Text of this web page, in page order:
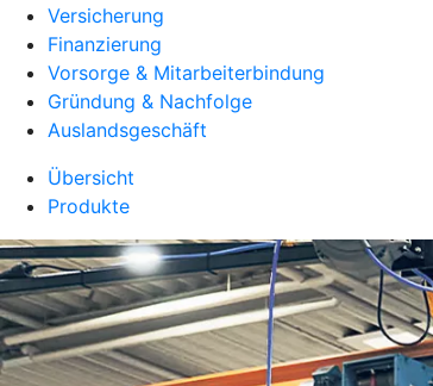
Versicherung
Finanzierung
Vorsorge & Mitarbeiterbindung
Gründung & Nachfolge
Auslandsgeschäft
Übersicht
Produkte